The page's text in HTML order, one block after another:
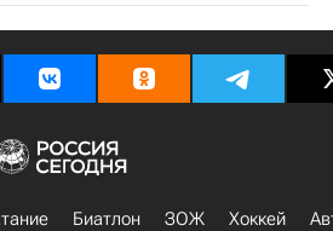
Биатлон ЗОЖ Хоккей